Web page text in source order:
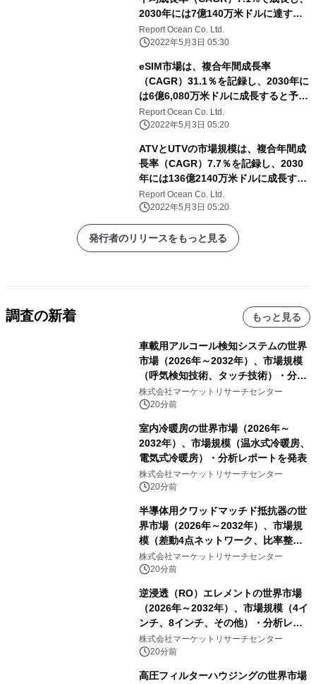
2030年には7億140万米ドルに達する
と予測される
Report Ocean Co. Ltd.
2022年5月3日 05:30
eSIM市場は、複合年間成長率
（CAGR）31.1％を記録し、2030年に
は6億6,080万米ドルに成長すると予測
される
Report Ocean Co. Ltd.
2022年5月3日 05:20
ATVとUTVの市場規模は、複合年間成
長率（CAGR）7.7％を記録し、2030
年には136億2140万米ドルに成長する
と予測される
Report Ocean Co. Ltd.
2022年5月3日 05:20
発行者のリリースをもっと見る
調査の新着 もっと見る
車載用アルコール検知システムの世界
市場（2026年～2032年）、市場規模
（呼気検知技術、タッチ技術）・分析
レポートを発表
株式会社マーケットリサーチセンター
20分前
室内冷暖房の世界市場（2026年～
2032年）、市場規模（温水式冷暖房、
電気式冷暖房）・分析レポートを発表
株式会社マーケットリサーチセンター
20分前
半導体用クワッドマッチド抵抗器の世
界市場（2026年～2032年）、市場規
模（差動4点ネットワーク、比率整合4
点ネットワーク、4点等値整合ネット
ワーク）・分析レポートを発表
株式会社マーケットリサーチセンター
20分前
逆浸透（RO）エレメントの世界市場
（2026年～2032年）、市場規模（4イ
ンチ、8インチ、その他）・分析レポ
ートを発表
株式会社マーケットリサーチセンター
20分前
高圧フィルターハウジングの世界市場